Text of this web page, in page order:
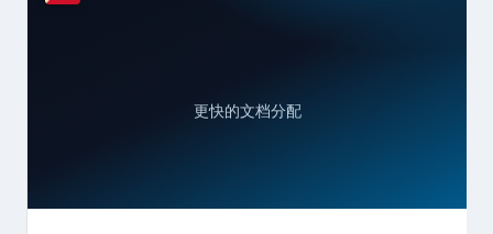
更快的文档分配